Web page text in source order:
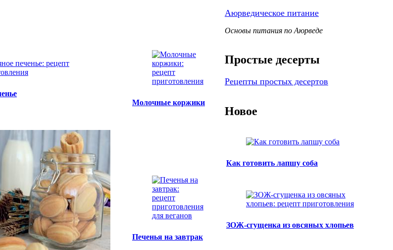
Молочные коржики
Печенья на завтрак
Аюрведическое питание
Основы питания по Аюрведе
Простые десерты
Рецепты простых десертов
Новое
Как готовить лапшу соба
ЗОЖ-сгущенка из овсяных хлопьев